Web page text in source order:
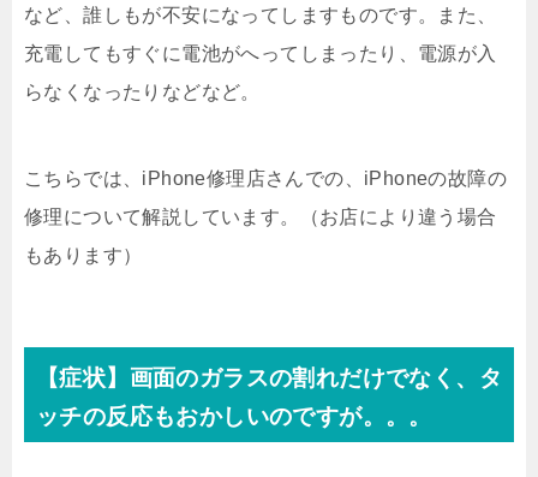
など、誰しもが不安になってしますものです。また、
充電してもすぐに電池がへってしまったり、電源が入
らなくなったりなどなど。
こちらでは、iPhone修理店さんでの、iPhoneの故障の
修理について解説しています。（お店により違う場合
もあります）
【症状】画面のガラスの割れだけでなく、タ
ッチの反応もおかしいのですが。。。